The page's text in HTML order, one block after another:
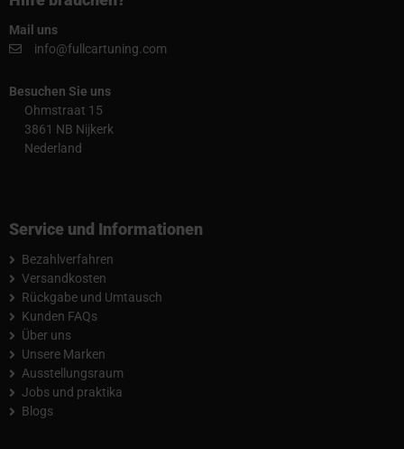
Mail uns
info@fullcartuning.com
Besuchen Sie uns
Ohmstraat 15
3861 NB Nijkerk
Nederland
Service und Informationen
Bezahlverfahren
Versandkosten
Rückgabe und Umtausch
Kunden FAQs
Über uns
Unsere Marken
Ausstellungsraum
Jobs und praktika
Blogs